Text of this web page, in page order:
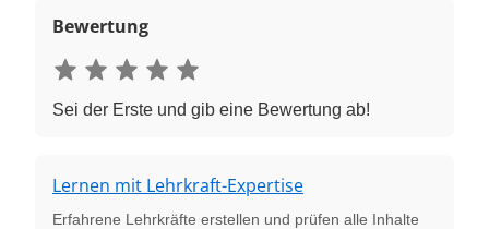
Bewertung
Sei der Erste und gib eine Bewertung ab!
Lernen mit Lehrkraft-Expertise
Erfahrene Lehrkräfte erstellen und prüfen alle Inhalte